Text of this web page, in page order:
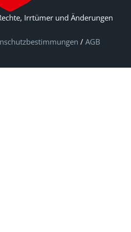
Irrtümer und Änderungen
/ AGB